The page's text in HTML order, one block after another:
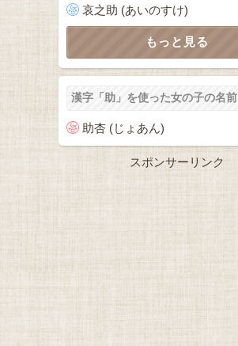
哀之助 (あいのすけ)
漢字「助」を使った女の子の名前
助杏 (じょあん)
スポンサーリンク